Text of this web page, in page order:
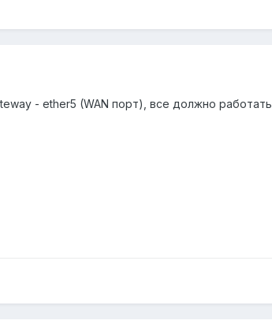
- ether5 (WAN порт), все должно работать